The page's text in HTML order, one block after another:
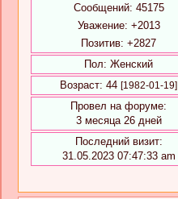
Сообщений: 45175
Уважение: +2013
Позитив: +2827
Пол: Женский
Возраст: 44 [1982-01-19]
Провел на форуме:
3 месяца 26 дней
Последний визит:
31.05.2023 07:47:33 am